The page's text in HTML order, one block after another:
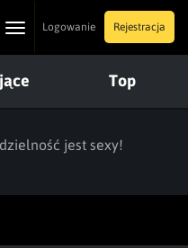
ToggleLogowanie Rejestracja
Top
jest sexy!